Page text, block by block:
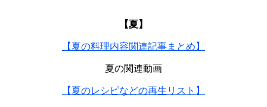
【夏】
【夏の料理内容関連記事まとめ】
夏の関連動画
【夏のレシピなどの再生リスト】